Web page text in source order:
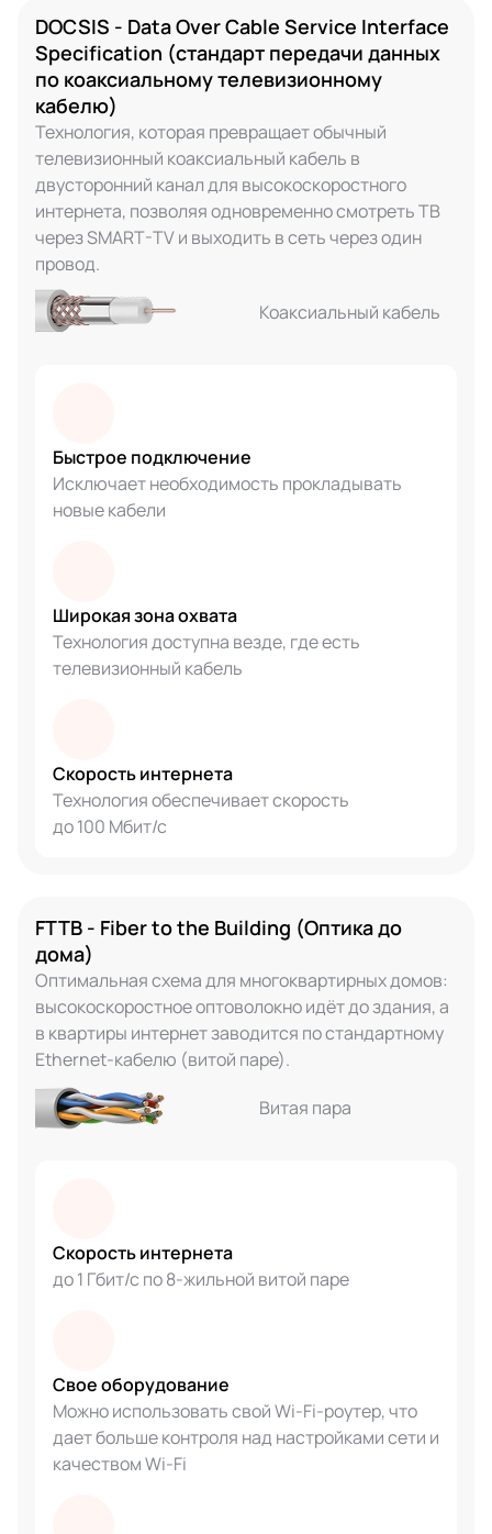
DOCSIS - Data Over Cable Service Interface
Specification (стандарт передачи данных
по коаксиальному телевизионному
кабелю)
Технология, которая превращает обычный
телевизионный коаксиальный кабель в
двусторонний канал для высокоскоростного
интернета, позволяя одновременно смотреть ТВ
через SMART-TV и выходить в сеть через один
провод.
Коаксиальный кабель
Быстрое подключение
Исключает необходимость прокладывать
новые кабели
Широкая зона охвата
Технология доступна везде, где есть
телевизионный кабель
Скорость интернета
Технология обеспечивает скорость
до 100 Мбит/с
FTTB - Fiber to the Building (Оптика до
дома)
Оптимальная схема для многоквартирных домов:
высокоскоростное оптоволокно идёт до здания, а
в квартиры интернет заводится по стандартному
Ethernet-кабелю (витой паре).
Витая пара
Скорость интернета
до 1 Гбит/с по 8-жильной витой паре
Свое оборудование
Можно использовать свой Wi-Fi-роутер, что
дает больше контроля над настройками сети и
качеством Wi-Fi